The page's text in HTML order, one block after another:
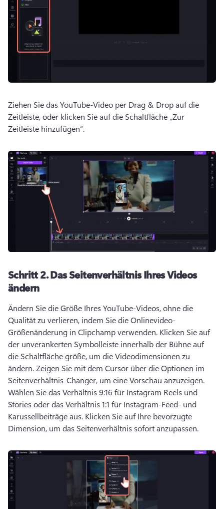
Ziehen Sie das YouTube-Video per Drag & Drop auf die
Zeitleiste, oder klicken Sie auf die Schaltfläche „Zur
Zeitleiste hinzufügen“.
Schritt 2.Das Seitenverhältnis Ihres Videos
ändern
Ändern Sie die Größe Ihres YouTube-Videos, ohne die
Qualität zu verlieren, indem Sie die Onlinevideo-
Größenänderung in Clipchamp verwenden. Klicken Sie auf
der unverankerten Symbolleiste innerhalb der Bühne auf
die Schaltfläche größe, um die Videodimensionen zu
ändern. Zeigen Sie mit dem Cursor über die Optionen im
Wählen Sie das Verhältnis 9:16 für Instagram Reels und
Stories oder das Verhältnis 1:1 für Instagram-Feed- und
Karussellbeiträge aus. Klicken Sie auf Ihre bevorzugte
Dimension, um das Seitenverhältnis sofort anzupassen.